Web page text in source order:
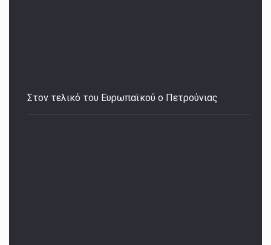
Στον τελικό του Ευρωπαϊκού ο Πετρούνιας